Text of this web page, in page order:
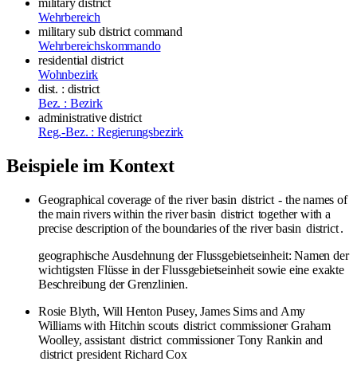
Wehrbereich
military sub district command
Wehrbereichskommando
residential district
Wohnbezirk
dist. : district
Bez. : Bezirk
administrative district
Reg.-Bez. : Regierungsbezirk
Beispiele im Kontext
Geographical coverage of the river basin district - the names of
the main rivers within the river basin district together with a
precise description of the boundaries of the river basin district .
geographische Ausdehnung der Flussgebietseinheit: Namen der
wichtigsten Flüsse in der Flussgebietseinheit sowie eine exakte
Beschreibung der Grenzlinien.
Rosie Blyth, Will Henton Pusey, James Sims and Amy
Williams with Hitchin scouts district commissioner Graham
Woolley, assistant district commissioner Tony Rankin and
district president Richard Cox